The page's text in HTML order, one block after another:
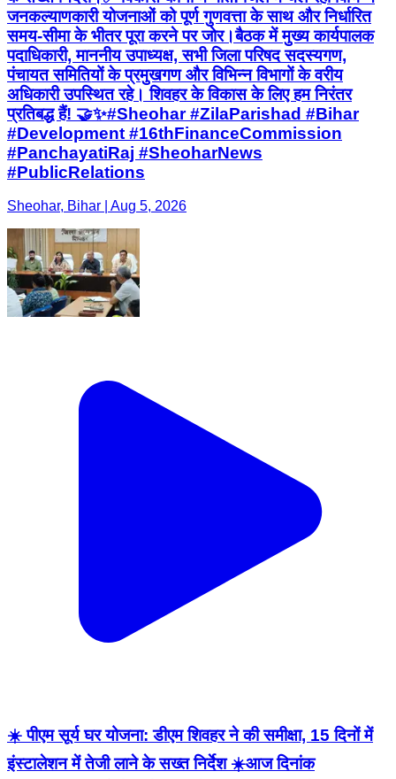
जनकल्याणकारी योजनाओं को पूर्ण गुणवत्ता के साथ और निर्धारित
समय-सीमा के भीतर पूरा करने पर जोर। ​बैठक में मुख्य कार्यपालक
पदाधिकारी, माननीय उपाध्यक्ष, सभी जिला परिषद सदस्यगण,
पंचायत समितियों के प्रमुखगण और विभिन्न विभागों के वरीय
अधिकारी उपस्थित रहे। शिवहर के विकास के लिए हम निरंतर
प्रतिबद्ध हैं! 🤝✨ ​#Sheohar #ZilaParishad #Bihar
#Development #16thFinanceCommission
#PanchayatiRaj #SheoharNews
#PublicRelations
Sheohar, Bihar | Aug 5, 2026
☀️ पीएम सूर्य घर योजना: डीएम शिवहर ने की समीक्षा, 15 दिनों में
इंस्टालेशन में तेजी लाने के सख्त निर्देश ☀️ ​आज दिनांक